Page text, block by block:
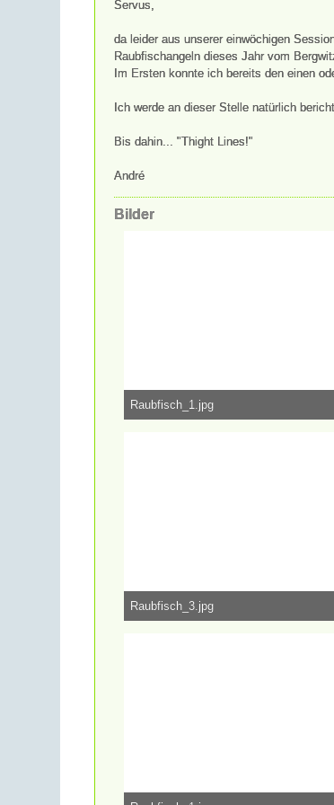
Servus,
da leider aus unserer einwöchigen
Raubfischangeln dieses Jahr vom
Im Ersten konnte ich bereits den einen
Ich werde an dieser Stelle natürlich
Bis dahin... "Thight Lines!"
André
Bilder
Raubfisch_1.jpg
1,34 MB, 6.000×3.376, 50.839 mal angesehen
Raubfisch_3.jpg
1,27 MB, 6.000×3.376, 50.652 mal angesehen